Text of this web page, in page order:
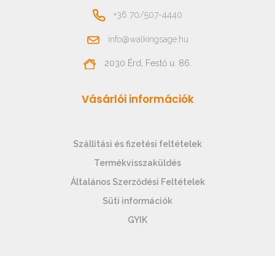
+36 70/507-4440
info@walkingsage.hu
2030 Érd, Festő u. 86.
Vásárlói információk
Szállítási és fizetési feltételek
Termékvisszaküldés
Általános Szerződési Feltételek
Süti információk
GYIK